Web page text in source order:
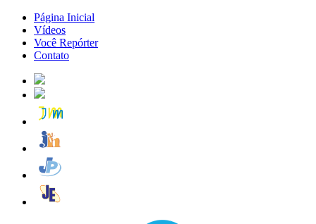
Página Inicial
Vídeos
Você Repórter
Contato